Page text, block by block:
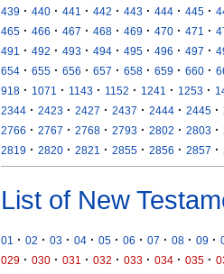
439 · 440 · 441 · 442 · 443 · 444 · 445 ·
465 · 466 · 467 · 468 · 469 · 470 · 471 ·
491
· 492 · 493 · 494 · 495 · 496 · 497 ·
654 · 655 · 656 · 657 · 658 · 659 · 660 ·
918 · 1071 · 1143 · 1152 · 1241 · 1253 ·
2344 · 2423 · 2427 · 2437 · 2444 · 2445 ·
2766 · 2767 · 2768 · 2793 · 2802 · 2803 ·
2819 · 2820 · 2821 · 2855 · 2856 · 2857 ·
List of New
01 · 02 · 03 · 04 · 05 · 06 · 07 · 08 · 09 ·
029 · 030 · 031 · 032 · 033 · 034 · 035 ·